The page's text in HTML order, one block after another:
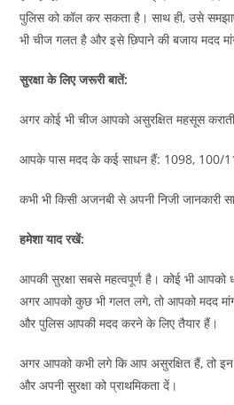
पुलिस को कॉल कर सकता है। साथ ही, उसे
भी चीज गलत है और इसे छिपाने की बजाय मदद
सुरक्षा के लिए जरूरी बातें:
अगर कोई भी चीज आपको असुरक्षित महसूस
आपके पास मदद के कई साधन हैं: 1098, 100/
कभी भी किसी अजनबी से अपनी निजी जानकारी
हमेशा याद रखें:
आपकी सुरक्षा सबसे महत्वपूर्ण है। कोई भी
अगर आपको कुछ भी गलत लगे, तो आपको मदद
और पुलिस आपकी मदद करने के लिए तैयार हैं।
अगर आपको कभी लगे कि आप असुरक्षित हैं, तो
और अपनी सुरक्षा को प्राथमिकता दें।